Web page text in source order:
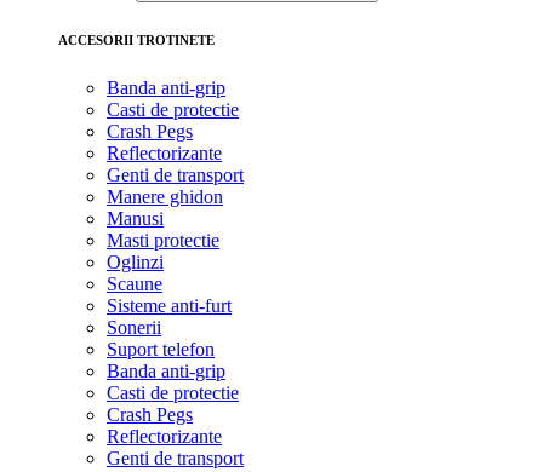
ACCESORII TROTINETE
Banda anti-grip
Casti de protectie
Crash Pegs
Reflectorizante
Genti de transport
Manere ghidon
Manusi
Masti protectie
Oglinzi
Scaune
Sisteme anti-furt
Sonerii
Suport telefon
Banda anti-grip
Casti de protectie
Crash Pegs
Reflectorizante
Genti de transport